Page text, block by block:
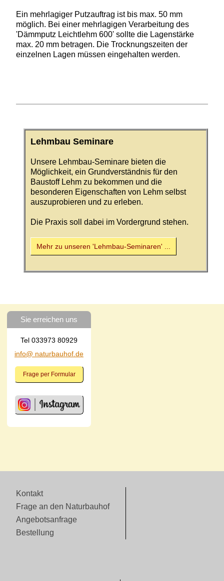
Ein mehrlagiger Putzauftrag ist bis max. 50 mm
möglich. Bei einer mehrlagigen Verarbeitung des
'Dämmputz Leichtlehm 600' sollte die Lagenstärke
max. 20 mm betragen. Die Trocknungszeiten der
einzelnen Lagen müssen eingehalten werden.
Lehmbau Seminare
Unsere Lehmbau-Seminare bieten die
Möglichkeit, ein Grundverständnis für den
Baustoff Lehm zu bekommen und die
besonderen Eigenschaften von Lehm selbst
auszuprobieren und zu erleben.
Die Praxis soll dabei im Vordergrund stehen.
Mehr zu unseren 'Lehmbau-Seminaren' ...
Sie erreichen uns
Tel 033973 80929
info@ naturbauhof.de
Frage per Formular
Kontakt
Frage an den Naturbauhof
Angebotsanfrage
Bestellung